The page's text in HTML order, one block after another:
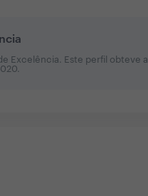
Excelência. Este perfil obteve a